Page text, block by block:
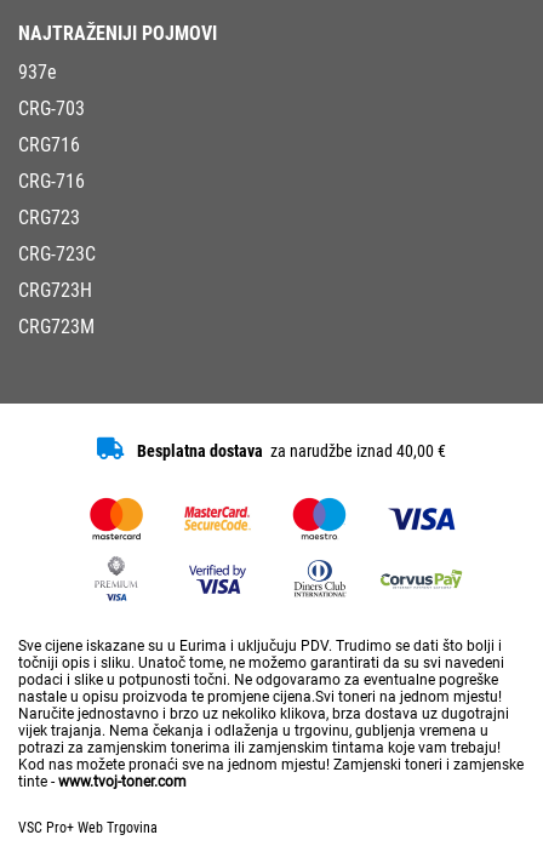
NAJTRAŽENIJI POJMOVI
937e
CRG-703
CRG716
CRG-716
CRG723
CRG-723C
CRG723H
CRG723M
Besplatna dostava za narudžbe iznad 40,00 €
Sve cijene iskazane su u Eurima i uključuju PDV. Trudimo se dati što bolji i
točniji opis i sliku. Unatoč tome, ne možemo garantirati da su svi navedeni
podaci i slike u potpunosti točni. Ne odgovaramo za eventualne pogreške
nastale u opisu proizvoda te promjene cijena.Svi toneri na jednom mjestu!
Naručite jednostavno i brzo uz nekoliko klikova, brza dostava uz dugotrajni
vijek trajanja. Nema čekanja i odlaženja u trgovinu, gubljenja vremena u
potrazi za zamjenskim tonerima ili zamjenskim tintama koje vam trebaju!
Kod nas možete pronaći sve na jednom mjestu! Zamjenski toneri i zamjenske
tinte - www.tvoj-toner.com
VSC Pro+ Web Trgovina